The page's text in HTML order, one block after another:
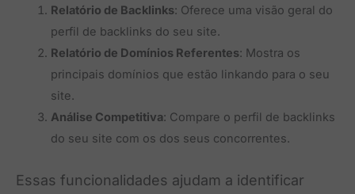
Relatório de Backlinks: Oferece uma visão geral do
perfil de backlinks do seu site.
Relatório de Domínios Referentes: Mostra os
principais domínios que estão linkando para o seu
site.
Análise Competitiva: Compare o perfil de backlinks
do seu site com os dos seus concorrentes.
Essas funcionalidades ajudam a identificar